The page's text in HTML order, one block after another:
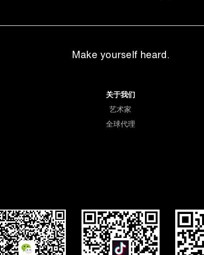
Make yourself heard.
关于我们
艺术家
全球代理